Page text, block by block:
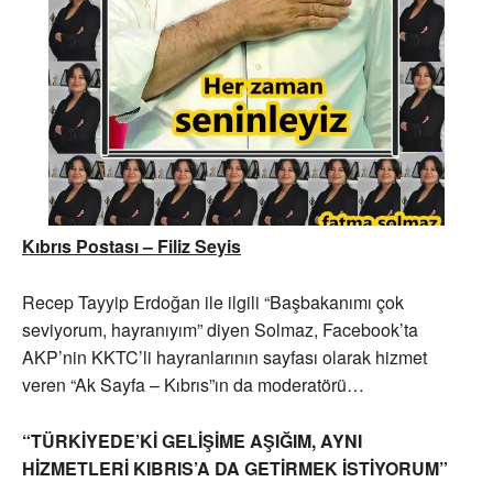
Kıbrıs Postası – Filiz Seyis
Recep Tayyip Erdoğan ile ilgili “Başbakanımı çok
seviyorum, hayranıyım” diyen Solmaz, Facebook’ta
AKP’nin KKTC’li hayranlarının sayfası olarak hizmet
veren “Ak Sayfa – Kıbrıs”ın da moderatörü…
“TÜRKİYEDE’Kİ GELİŞİME AŞIĞIM, AYNI
HİZMETLERİ KIBRIS’A DA GETİRMEK İSTİYORUM”